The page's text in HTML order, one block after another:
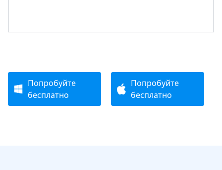
Попробуйте
бесплатно
Попробуйте
бесплатно